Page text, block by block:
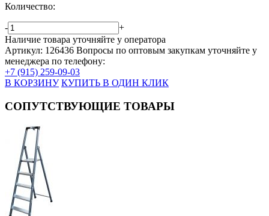
Количество:
-
+
Наличие товара уточняйте у оператора
Артикул: 126436 Вопросы по оптовым закупкам уточняйте у
менеджера по телефону:
+7 (915) 259-09-03
В КОРЗИНУ КУПИТЬ В ОДИН КЛИК
СОПУТСТВУЮЩИЕ ТОВАРЫ